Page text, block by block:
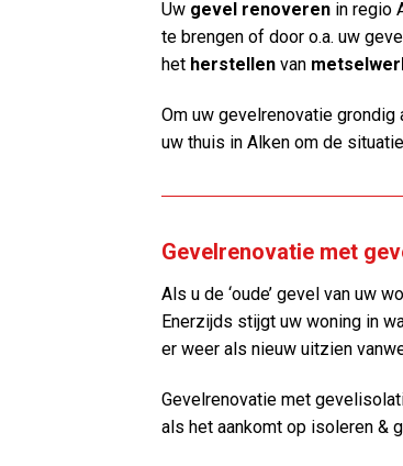
Uw gevel renoveren in regio
te brengen of door o.a. uw
het herstellen van
Om uw gevelrenovatie
uw thuis in Alken om de
Gevelrenovatie met
Als u de ‘oude’ gevel van uw
Enerzijds stijgt uw woning in
er weer als nieuw uitzien
Gevelrenovatie met
als het aankomt op isoleren &